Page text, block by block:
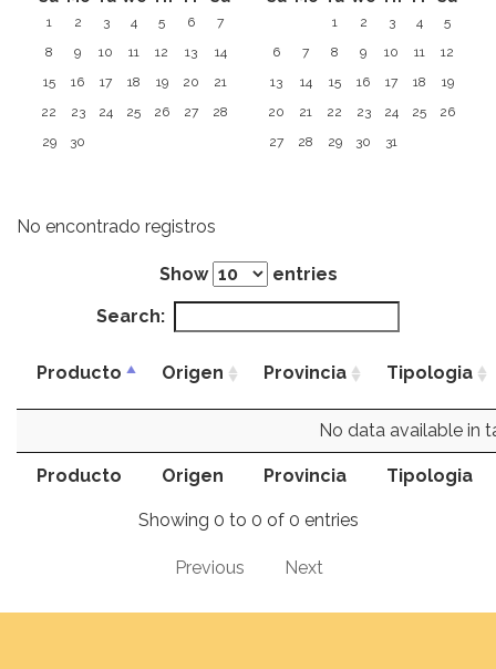
1 2 3 4 5 6
7
8
9 10 11 12 13
14
15
16 17 18 19 20
21
22
23 24 25 26 27
28
29
30
1 2 3 4
5
6
7 8 9 10 11
12
13
14 15 16 17 18
19
20
21 22 23 24 25
26
27
28 29 30 31
No encontrado registros
Show
entries
Search:
Producto Origen Provincia Tipologia
No data available in
Producto Origen Provincia Tipologia
Showing 0 to 0 of 0 entries
Previous Next